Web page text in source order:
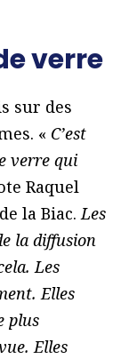
verre
sur des
« C’est
verre qui
Raquel
la Biac. Les
la diffusion
Les
Elles
plus
Elles